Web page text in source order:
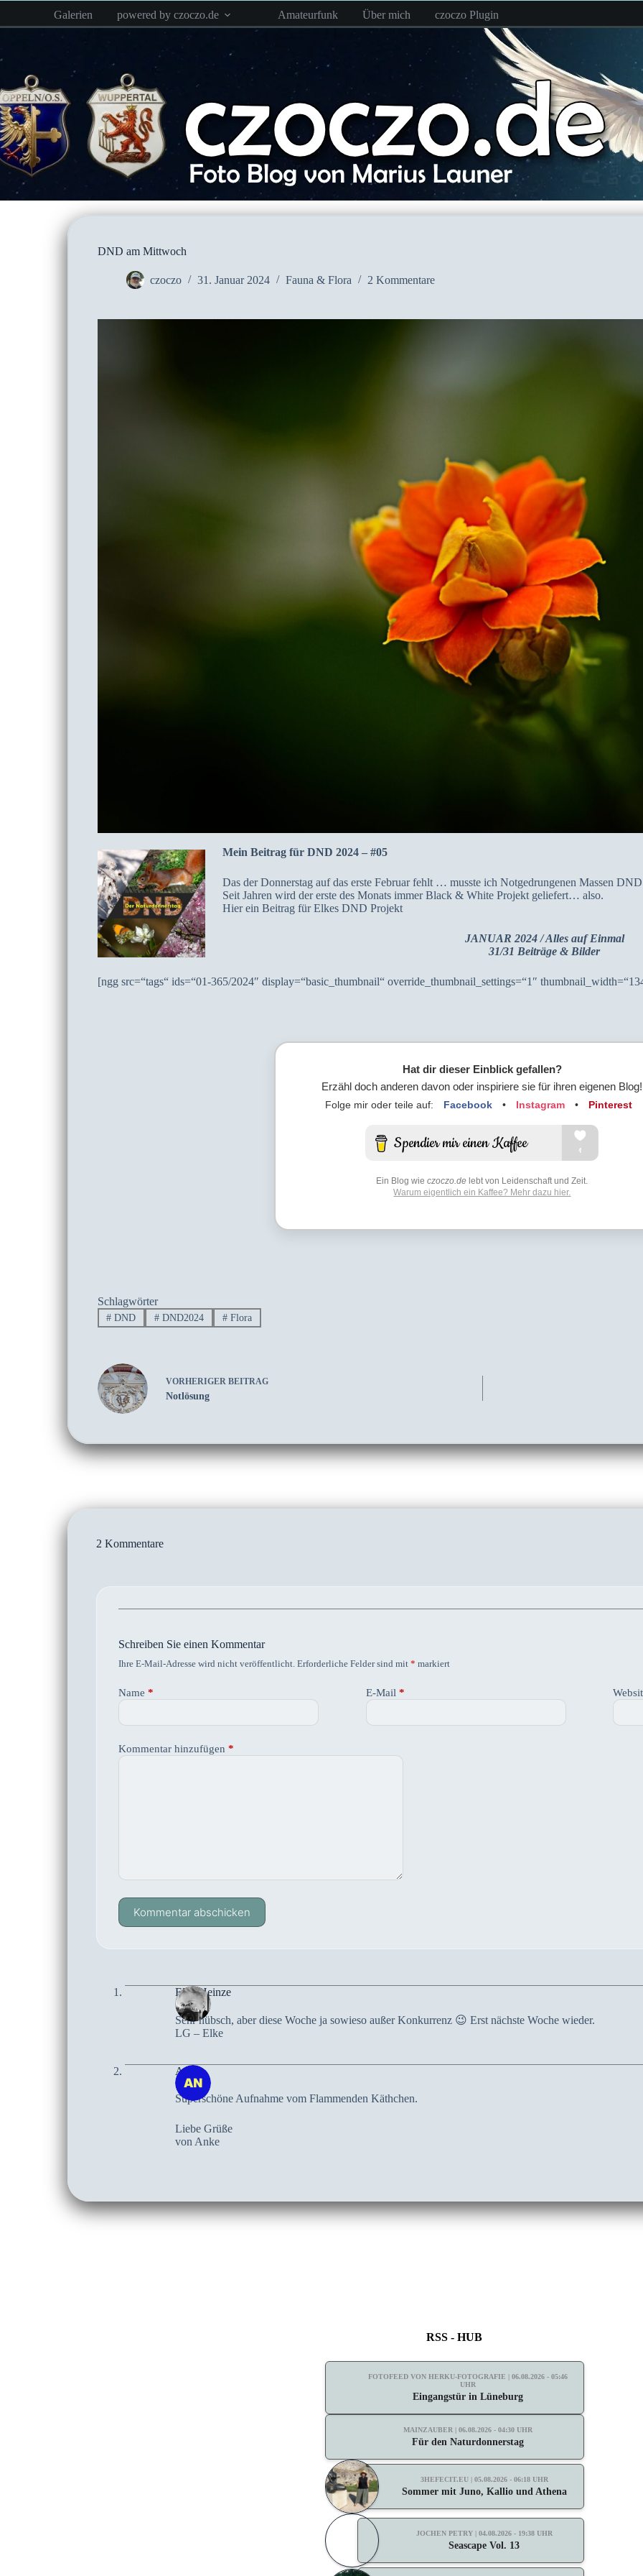
springen
Galerien powered by czoczo.de Amateurfunk Über mich czoczo Plugin
DND am Mittwoch
czoczo 31. Januar 2024 Fauna & Flora 2 Kommentare
Mein Beitrag für DND 2024 – #05
Das der Donnerstag auf das erste Februar fehlt … musste ich Notgedrungenen Massen
Seit Jahren wird der erste des Monats immer Black & White Projekt geliefert… also.
Hier ein Beitrag für Elkes DND Projekt
JANUAR 2024 / Alles auf Einmal
31/31 Beiträge & Bilder
[ngg src=“tags“ ids=“01-365/2024″ display=“basic_thumbnail“ override_thumbnail_settings=“1″
Hat dir dieser Einblick gefallen?
Erzähl doch anderen davon oder inspiriere sie für ihren eigenen Blog!
Folge mir oder teile auf: Facebook • Instagram • Pinterest
Ein Blog wieczoczo.de lebt von Leidenschaft und Zeit.
Warum eigentlich ein Kaffee? Mehr dazu hier.
Schlagwörter
# DND # DND2024 # Flora
VORHERIGER BEITRAG
Notlösung
2 Kommentare
Schreiben Sie einen Kommentar
Ihre E-Mail-Adresse wird nicht veröffentlicht. Erforderliche Felder sind mit * markiert
Name * E-Mail *
Kommentar hinzufügen *
Kommentar abschicken
Elke Heinze
Sehr hübsch, aber diese Woche ja sowieso außer Konkurrenz 😉 Erst nächste Woche wieder.
LG – Elke
Anke
Superschöne Aufnahme vom Flammenden Käthchen.
Liebe Grüße
von Anke
RSS - HUB
FOTOFEED VON HERKU-FOTOGRAFIE | 06.08.2026 - 05:46
UHR
Eingangstür in Lüneburg
MAINZAUBER | 06.08.2026 - 04:30 UHR
Für den Naturdonnerstag
3HEFECIT.EU | 05.08.2026 - 06:18 UHR
Sommer mit Juno, Kallio und Athena
JOCHEN PETRY | 04.08.2026 - 19:38 UHR
Seascape Vol. 13